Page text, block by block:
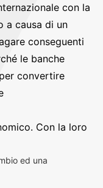
con la
a causa di un
conseguenti
le banche
convertire
Con la loro
ed una